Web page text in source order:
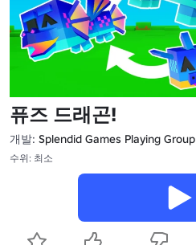
퓨즈 드래곤!
개발: Splendid Games Playing Group
수위: 최소